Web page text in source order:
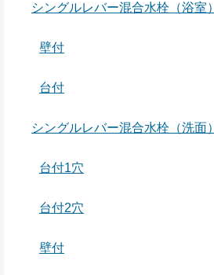
シングルレバー混合水栓（浴室）
壁付
台付
シングルレバー混合水栓（洗面）
台付1穴
台付2穴
壁付